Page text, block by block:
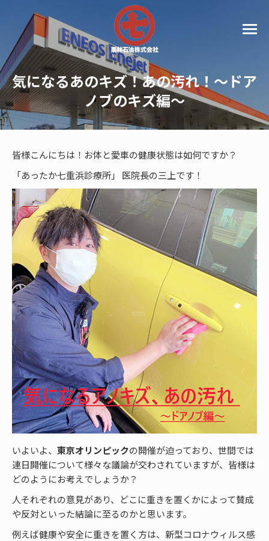
気になるあのキズ！あの汚れ！～ドア
ノブのキズ編～
皆様こんにちは！お体と愛車の健康状態は如何ですか？
「あったか七重浜診療所」 医院長の三上です！
いよいよ、 東京オリンピックの開催が迫っており、世間では
連日開催について様々な議論が交わされていますが、皆様は
どのようにお考えでしょうか？
人それぞれの意見があり、どこに重きを置くかによって賛成
や反対といった結論に至るのかと思います。
例えば健康や安全に重きを置く方は、新型コロナウィルス感